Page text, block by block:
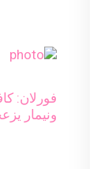
فورلان:
ونيمار